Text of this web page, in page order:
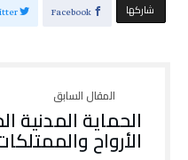
‫‫ شاركها‬ Facebook
الحماية المدنية
الأرواح